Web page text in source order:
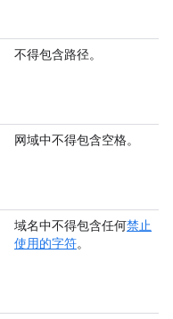
不得包含路径。
网域中不得包含空格。
域名中不得包含任何禁止
使用的字符。